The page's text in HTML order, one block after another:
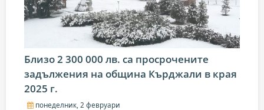
Близо 2 300 000 лв. са просрочените
задължения на община Кърджали в края
2025 г.
понеделник, 2 февруари